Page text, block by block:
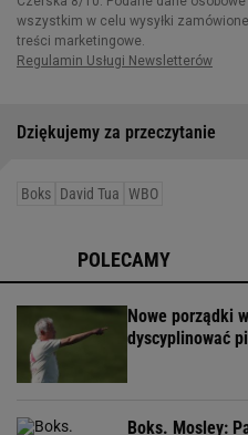
Dziękujemy za przeczytanie
Boks David Tua WBO
POLECAMY
Nowe porządki
dyscyplinować
Boks. Mosley: